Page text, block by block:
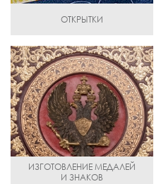
ОТКРЫТКИ
ИЗГОТОВЛЕНИЕ МЕДАЛЕЙ
И ЗНАКОВ